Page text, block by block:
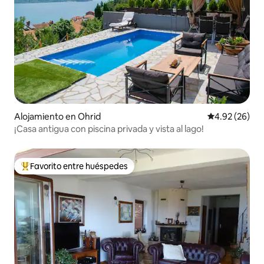
Alojamiento en Ohrid Calificación
4.92 (26)
¡Casa antigua con piscina privada y vista al lago!
Favorito entre huéspedes preferido
Favorito entre huéspedes